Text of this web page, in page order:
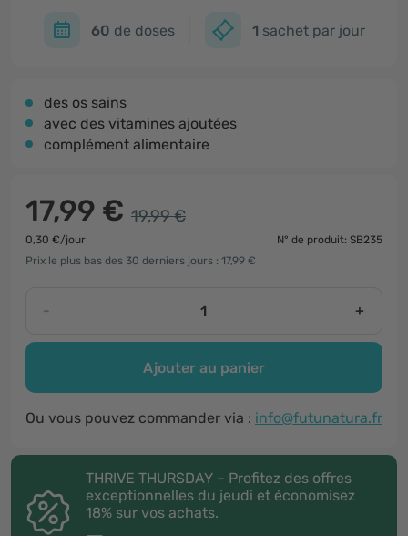
60 de doses 1 sachet par jour
des os sains
avec des vitamines ajoutées
complément alimentaire
17,99 € 19,99 €
0,30 €/jour
N° de produit: SB235
Prix le plus bas des 30 derniers jours : 17,99 €
- +
Ajouter au panier
Ou vous pouvez commander via : info@futunatura.fr
THRIVE THURSDAY – Profitez des offres
exceptionnelles du jeudi et économisez
18% sur vos achats.